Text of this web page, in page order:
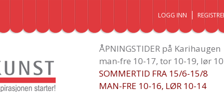
LOGG INN
ÅPNINGSTIDER på Karihaugen
man-fre 10-17, tor 10-19, lør
SOMMERTID FRA 15/6-15/8
MAN-FRE 10-16, LØR 10-14